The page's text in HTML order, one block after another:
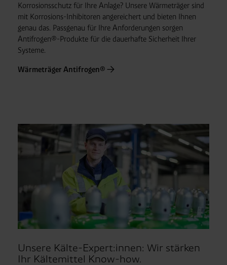
Korrosionsschutz für Ihre Anlage? Unsere Wärmeträger sind
mit Korrosions-Inhibitoren angereichert und bieten Ihnen
genau das. Passgenau für Ihre Anforderungen sorgen
Antifrogen®-Produkte für die dauerhafte Sicherheit Ihrer
Systeme.
Wärmeträger Antifrogen®
Unsere Kälte-Expert:innen: Wir stärken
Ihr Kältemittel Know-how.